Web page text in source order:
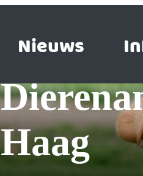
Nieuws
Dierenambulance & hospitaal Den
Haag